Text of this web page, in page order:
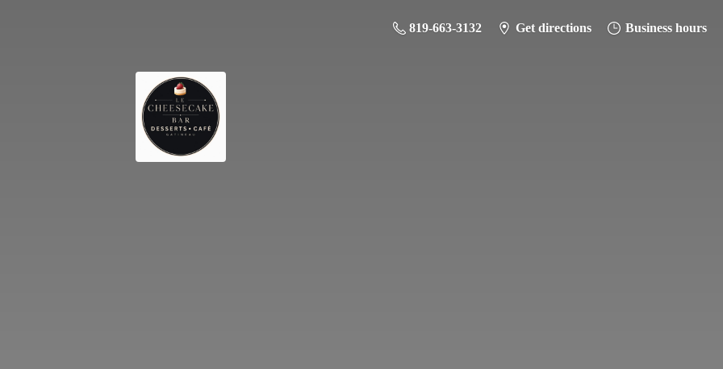
819-663-3132 Get directions Business hours